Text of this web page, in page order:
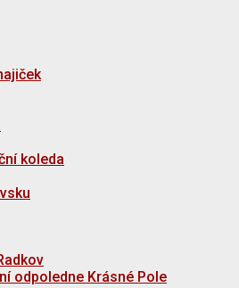
koleda
odpoledne Krásné Pole